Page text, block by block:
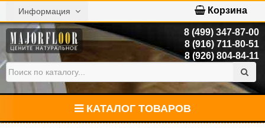
Информация Корзина
8 (499) 347-87-00
8 (916) 711-80-51
8 (926) 804-84-11
КАТАЛОГ ТОВАРОВ